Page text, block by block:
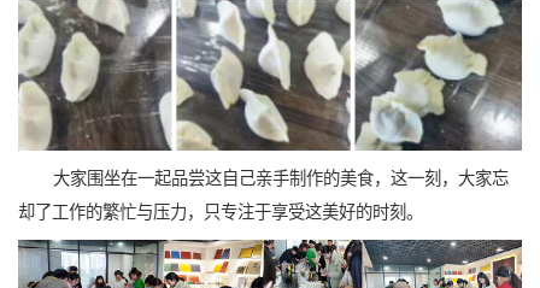
大家围坐在一起品尝这自己亲手制作的美食，这一刻，大家忘
却了工作的繁忙与压力，只专注于享受这美好的时刻。